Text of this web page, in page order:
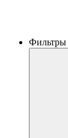
Фильтры